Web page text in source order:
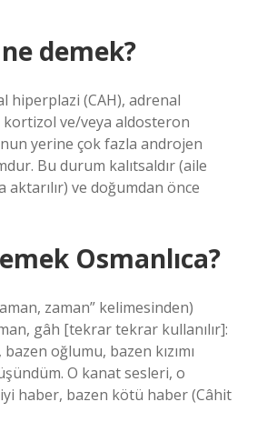
demek?
hiperplazi (CAH), adrenal
ve/veya aldosteron
yerine çok fazla androjen
Bu durum kalıtsaldır (aile
aktarılır) ve doğumdan önce
Osmanlıca?
zaman” kelimesinden)
gâh [tekrar tekrar kullanılır]:
oğlumu, bazen kızımı
O kanat sesleri, o
haber, bazen kötü haber (Câhit